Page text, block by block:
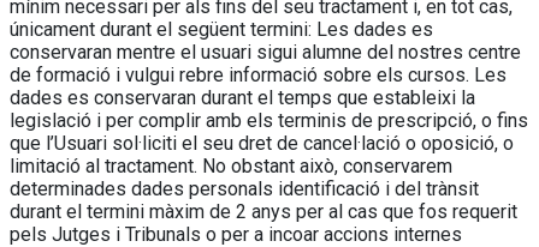
mínim necessari per als fins del seu tractament i, en tot cas,
únicament durant el següent termini: Les dades es
conservaran mentre el usuari sigui alumne del nostres centre
de formació i vulgui rebre informació sobre els cursos. Les
dades es conservaran durant el temps que estableixi la
legislació i per complir amb els terminis de prescripció, o fins
que l’Usuari sol·liciti el seu dret de cancel·lació o oposició, o
limitació al tractament. No obstant això, conservarem
determinades dades personals identificació i del trànsit
durant el termini màxim de 2 anys per al cas que fos requerit
pels Jutges i Tribunals o per a incoar accions internes